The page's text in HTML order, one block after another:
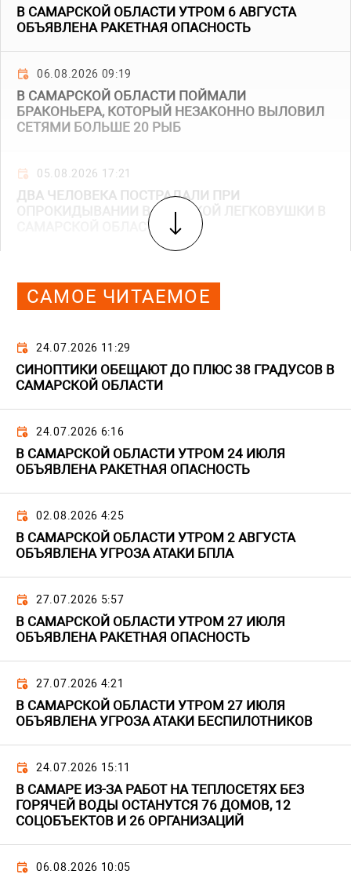
В САМАРСКОЙ ОБЛАСТИ УТРОМ 6 АВГУСТА
ОБЪЯВЛЕНА РАКЕТНАЯ ОПАСНОСТЬ
06.08.2026 09:19
В САМАРСКОЙ ОБЛАСТИ ПОЙМАЛИ
БРАКОНЬЕРА, КОТОРЫЙ НЕЗАКОННО ВЫЛОВИЛ
СЕТЯМИ БОЛЬШЕ 20 РЫБ
05.08.2026 17:21
ДВА ЧЕЛОВЕКА ПОСТРАДАЛИ ПРИ
ОПРОКИДЫВАНИИ ВАЗОВСКОЙ ЛЕГКОВУШКИ В
САМАРСКОЙ ОБЛАСТИ
САМОЕ ЧИТАЕМОЕ
24.07.2026 11:29
СИНОПТИКИ ОБЕЩАЮТ ДО ПЛЮС 38 ГРАДУСОВ В
САМАРСКОЙ ОБЛАСТИ
24.07.2026 6:16
В САМАРСКОЙ ОБЛАСТИ УТРОМ 24 ИЮЛЯ
ОБЪЯВЛЕНА РАКЕТНАЯ ОПАСНОСТЬ
02.08.2026 4:25
В САМАРСКОЙ ОБЛАСТИ УТРОМ 2 АВГУСТА
ОБЪЯВЛЕНА УГРОЗА АТАКИ БПЛА
27.07.2026 5:57
В САМАРСКОЙ ОБЛАСТИ УТРОМ 27 ИЮЛЯ
ОБЪЯВЛЕНА РАКЕТНАЯ ОПАСНОСТЬ
27.07.2026 4:21
В САМАРСКОЙ ОБЛАСТИ УТРОМ 27 ИЮЛЯ
ОБЪЯВЛЕНА УГРОЗА АТАКИ БЕСПИЛОТНИКОВ
24.07.2026 15:11
В САМАРЕ ИЗ-ЗА РАБОТ НА ТЕПЛОСЕТЯХ БЕЗ
ГОРЯЧЕЙ ВОДЫ ОСТАНУТСЯ 76 ДОМОВ, 12
СОЦОБЪЕКТОВ И 26 ОРГАНИЗАЦИЙ
06.08.2026 10:05